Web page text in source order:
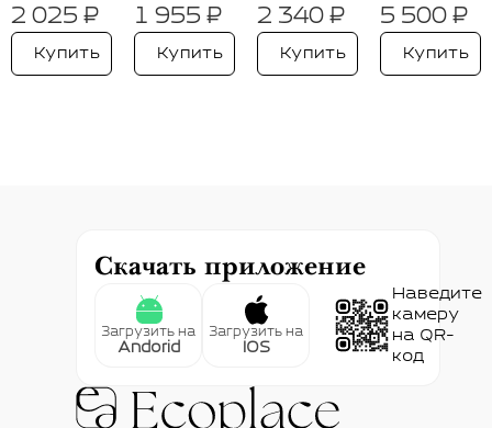
2 025 ₽
Купить
1 955 ₽
Купить
2 340 ₽
Купить
5 500 ₽
Купить
Скачать приложение
Загрузить на
Andorid
Загрузить на
IOS
Наведите
камеру
на QR-
код